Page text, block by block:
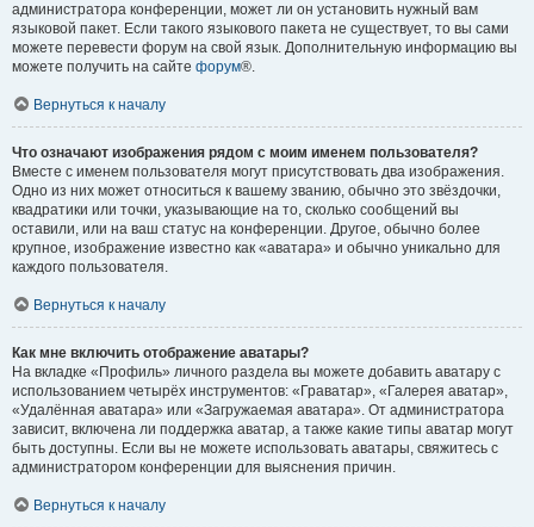
администратора конференции, может ли он установить нужный вам
языковой пакет. Если такого языкового пакета не существует, то вы сами
можете перевести форум на свой язык. Дополнительную информацию вы
можете получить на сайте форум®.
Вернуться к началу
Что означают изображения рядом с моим именем пользователя?
Вместе с именем пользователя могут присутствовать два изображения.
Одно из них может относиться к вашему званию, обычно это звёздочки,
квадратики или точки, указывающие на то, сколько сообщений вы
оставили, или на ваш статус на конференции. Другое, обычно более
крупное, изображение известно как «аватара» и обычно уникально для
каждого пользователя.
Вернуться к началу
Как мне включить отображение аватары?
На вкладке «Профиль» личного раздела вы можете добавить аватару с
использованием четырёх инструментов: «Граватар», «Галерея аватар»,
«Удалённая аватара» или «Загружаемая аватара». От администратора
зависит, включена ли поддержка аватар, а также какие типы аватар могут
быть доступны. Если вы не можете использовать аватары, свяжитесь с
администратором конференции для выяснения причин.
Вернуться к началу